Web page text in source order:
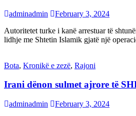
adminadmin
February 3, 2024
Autoritetet turke i kanë arrestuar të
lidhje me Shtetin Islamik gjatë një
Bota, Kronikë e zezë, Rajoni
Irani dënon sulmet ajrore të
adminadmin
February 3, 2024